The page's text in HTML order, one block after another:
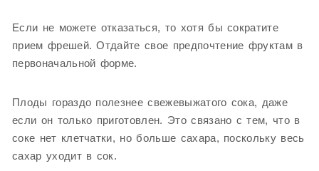
Если не можете отказаться, то хотя бы сократите
прием фрешей. Отдайте свое предпочтение фруктам в
первоначальной форме.
Плоды гораздо полезнее свежевыжатого сока, даже
если он только приготовлен. Это связано с тем, что в
соке нет клетчатки, но больше сахара, поскольку весь
сахар уходит в сок.